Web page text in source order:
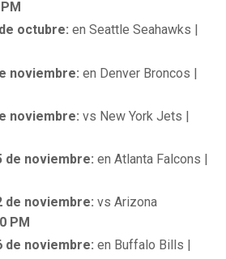
octubre: en Seattle Seahawks |
noviembre: en Denver Broncos |
noviembre: vs New York Jets |
de noviembre: en Atlanta Falcons |
de noviembre: vs Arizona
PM
de noviembre: en Buffalo Bills |